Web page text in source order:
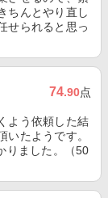
ちんとやり直し
せられると思っ
74.90点
よう依頼した結
たようです。
りました。（50